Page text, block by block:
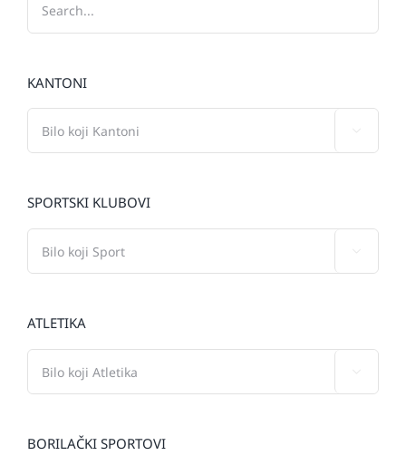
KANTONI
SPORTSKI KLUBOVI
ATLETIKA
BORILAČKI SPORTOVI